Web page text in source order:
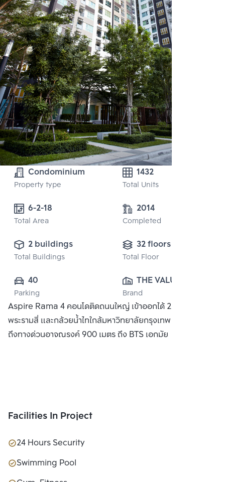
Condominium
Property type
1432
Total Units
6-2-18
Total Area
2014
Completed
2 buildings
Total Buildings
32 floors
Total Floor
40
Parking
THE VALUE
PROPERTY
DEVELOPMENT
CO., LTD.
Brand
Aspire Rama 4 คอนโดติดถนนใหญ่ เข้าออกได้ 2 ทาง บนถนน
พระรามสี่ และกล้วยน้ำไทใกล้มหาวิทยาลัยกรุงเทพ 800 เมตร
ถึงทางด่วนอาจณรงค์ 900 เมตร ถึง BTS เอกมัย
Facilities In Project
24 Hours Security
Swimming Pool